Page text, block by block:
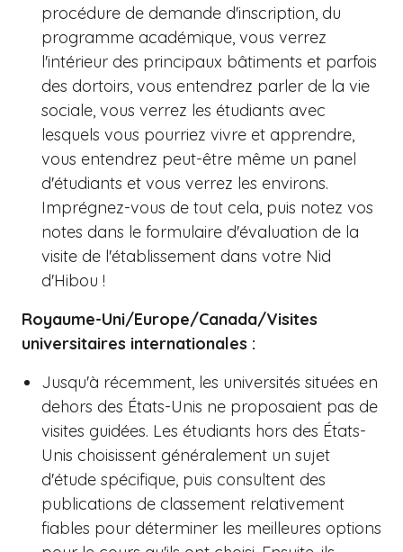
procédure de demande d'inscription, du
programme académique, vous verrez
l'intérieur des principaux bâtiments et parfois
des dortoirs, vous entendrez parler de la vie
sociale, vous verrez les étudiants avec
lesquels vous pourriez vivre et apprendre,
vous entendrez peut-être même un panel
d'étudiants et vous verrez les environs.
Imprégnez-vous de tout cela, puis notez vos
notes dans le formulaire d'évaluation de la
visite de l'établissement dans votre Nid
d'Hibou !
Royaume-Uni/Europe/Canada/Visites
universitaires internationales :
Jusqu'à récemment, les universités situées en
dehors des États-Unis ne proposaient pas de
visites guidées. Les étudiants hors des États-
Unis choisissent généralement un sujet
d'étude spécifique, puis consultent des
publications de classement relativement
fiables pour déterminer les meilleures options